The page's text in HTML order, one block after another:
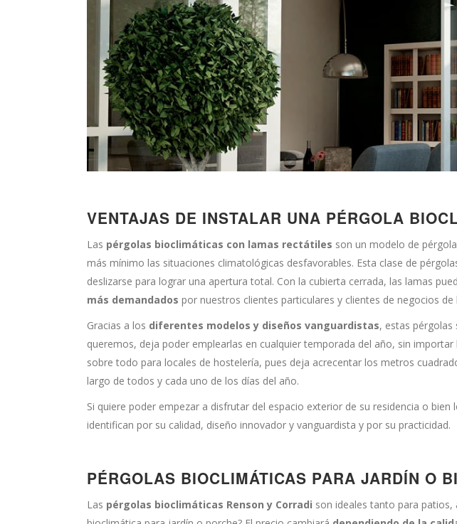
VENTAJAS DE INSTALAR UNA PÉRGOLA
Las pérgolas bioclimáticas con lamas rectátiles son un modelo de
más mínimo las situaciones climatológicas desfavorables. Esta clase de
deslizarse para lograr una apertura total. Con la cubierta cerrada, las lamas
más demandados por nuestros clientes particulares y clientes de negocios
Gracias a los diferentes modelos y diseños vanguardistas, estas
queremos, deja poder emplearlas en cualquier temporada del año, sin
sobre todo para locales de hostelería, pues deja acrecentar los metros
largo de todos y cada uno de los días del año.
Si quiere poder empezar a disfrutar del espacio exterior de su residencia o
identifican por su calidad, diseño innovador y vanguardista y por su practicidad.
PÉRGOLAS BIOCLIMÁTICAS PARA JARDÍN O
Las pérgolas bioclimáticas Renson y Corradi son ideales tanto para patios,